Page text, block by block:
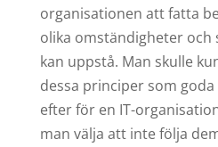
organisationen att fatta
olika omständigheter
kan uppstå. Man skulle
dessa principer som
efter för en IT-
man välja att inte följa